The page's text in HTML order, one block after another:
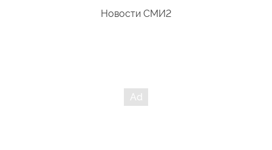
Новости СМИ2